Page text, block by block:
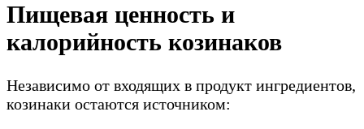
Пищевая ценность и
калорийность козинаков
Независимо от входящих в продукт ингредиентов,
козинаки остаются источником: